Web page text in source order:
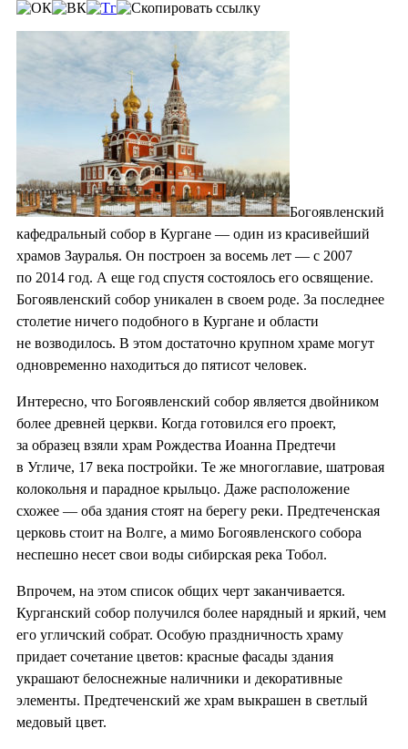
Богоявленский
кафедральный собор в Кургане — один из красивейший
храмов Зауралья. Он построен за восемь лет — с 2007
по 2014 год. А еще год спустя состоялось его освящение.
Богоявленский собор уникален в своем роде. За последнее
столетие ничего подобного в Кургане и области
не возводилось. В этом достаточно крупном храме могут
одновременно находиться до пятисот человек.
Интересно, что Богоявленский собор является двойником
более древней церкви. Когда готовился его проект,
за образец взяли храм Рождества Иоанна Предтечи
в Угличе, 17 века постройки. Те же многоглавие, шатровая
колокольня и парадное крыльцо. Даже расположение
схожее — оба здания стоят на берегу реки. Предтеченская
церковь стоит на Волге, а мимо Богоявленского собора
неспешно несет свои воды сибирская река Тобол.
Впрочем, на этом список общих черт заканчивается.
Курганский собор получился более нарядный и яркий, чем
его угличский собрат. Особую праздничность храму
придает сочетание цветов: красные фасады здания
украшают белоснежные наличники и декоративные
элементы. Предтеченский же храм выкрашен в светлый
медовый цвет.